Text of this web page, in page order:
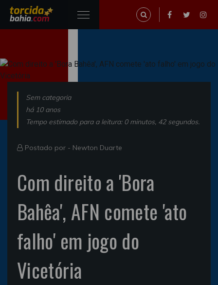
Sem categoria
há 10 anos
Tempo estimado para a leitura: 0 minutos, 42 segundos.
Postado por - Newton Duarte
Com direito a 'Bora
Bahêa', AFN comete 'ato
falho' em jogo do
Vicetória